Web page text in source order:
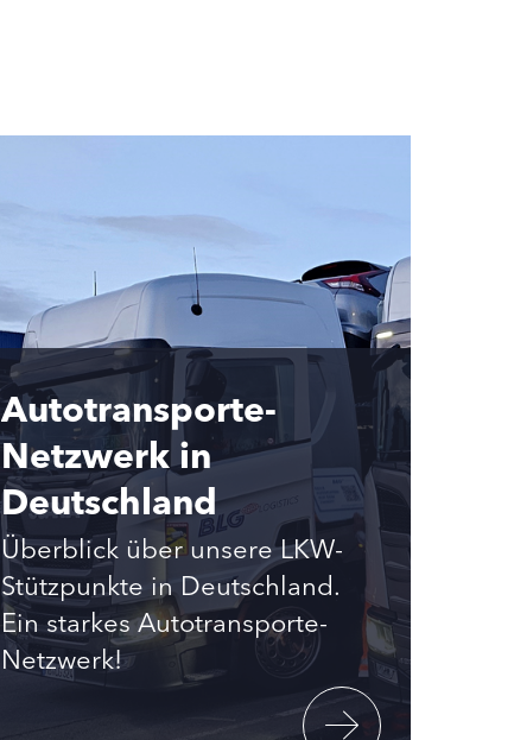
Autotransporte-
Netzwerk in
Deutschland
Überblick über unsere LKW-
Stützpunkte in Deutschland.
Ein starkes Autotransporte-
Netzwerk!